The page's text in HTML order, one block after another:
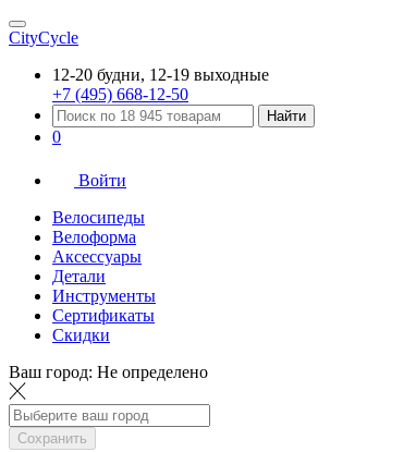
CityCycle
12-20 будни, 12-19 выходные
+7 (495) 668-12-50
Найти
0
Войти
Велосипеды
Велоформа
Аксессуары
Детали
Инструменты
Сертификаты
Скидки
Ваш город: Не определено
Сохранить